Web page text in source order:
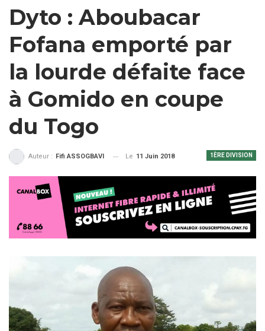
Dyto : Aboubacar
Fofana emporté par
la lourde défaite face
à Gomido en coupe
du Togo
1ÈRE DIVISION
Auteur : Fifi ASSOGBAVI Le 11 Juin 2018